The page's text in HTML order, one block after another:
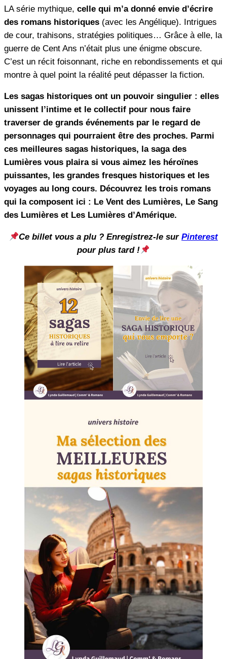
LA série mythique, celle qui m’a donné envie d’écrire
des romans historiques (avec les Angélique). Intrigues
de cour, trahisons, stratégies politiques… Grâce à elle, la
guerre de Cent Ans n’était plus une énigme obscure.
C’est un récit foisonnant, riche en rebondissements et qui
montre à quel point la réalité peut dépasser la fiction.
Les sagas historiques ont un pouvoir singulier : elles
unissent l’intime et le collectif pour nous faire
traverser de grands événements par le regard de
personnages qui pourraient être des proches. Parmi
ces meilleures sagas historiques, la saga des
Lumières vous plaira si vous aimez les héroïnes
puissantes, les grandes fresques historiques et les
voyages au long cours. Découvrez les trois romans
qui la composent ici : Le Vent des Lumières, Le Sang
des Lumières et Les Lumières d’Amérique.
Ce billet vous a plu ? Enregistrez-le surPinterest
pour plus tard !